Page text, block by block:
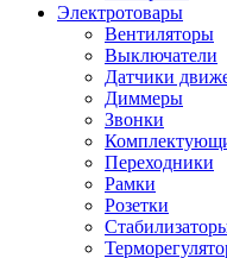
Электротовары
Вентиляторы
Выключатели
Датчики
Диммеры
Звонки
Переходники
Рамки
Розетки